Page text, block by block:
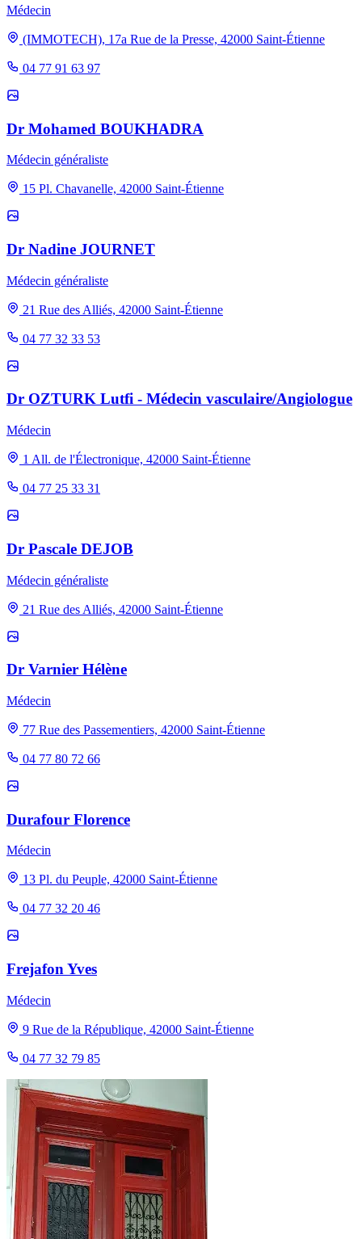
Médecin
(IMMOTECH), 17a Rue de la Presse, 42000 Saint-Étienne
04 77 91 63 97
Dr Mohamed BOUKHADRA
Médecin généraliste
15 Pl. Chavanelle, 42000 Saint-Étienne
Dr Nadine JOURNET
Médecin généraliste
21 Rue des Alliés, 42000 Saint-Étienne
04 77 32 33 53
Dr OZTURK Lutfi - Médecin vasculaire/Angiologue
Médecin
1 All. de l'Électronique, 42000 Saint-Étienne
04 77 25 33 31
Dr Pascale DEJOB
Médecin généraliste
21 Rue des Alliés, 42000 Saint-Étienne
Dr Varnier Hélène
Médecin
77 Rue des Passementiers, 42000 Saint-Étienne
04 77 80 72 66
Durafour Florence
Médecin
13 Pl. du Peuple, 42000 Saint-Étienne
04 77 32 20 46
Frejafon Yves
Médecin
9 Rue de la République, 42000 Saint-Étienne
04 77 32 79 85